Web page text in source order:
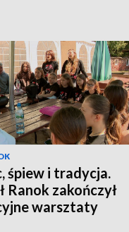
śpiew i tradycja.
Ranok zakończył
warsztaty